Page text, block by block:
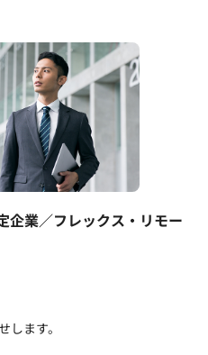
企業／フレックス・リモー
します。